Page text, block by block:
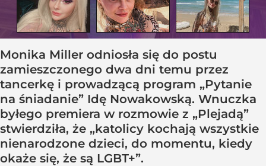
Monika Miller odniosła się do postu
zamieszczonego dwa dni temu przez
tancerkę i prowadzącą program „Pytanie
na śniadanie” Idę Nowakowską. Wnuczka
byłego premiera w rozmowie z „Plejadą”
stwierdziła, że „katolicy kochają wszystkie
nienarodzone dzieci, do momentu, kiedy
okaże się, że są LGBT+”.